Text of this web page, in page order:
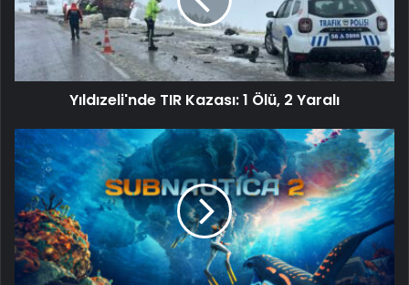
Yıldızeli'nde TIR Kazası: 1 Ölü, 2 Yaralı